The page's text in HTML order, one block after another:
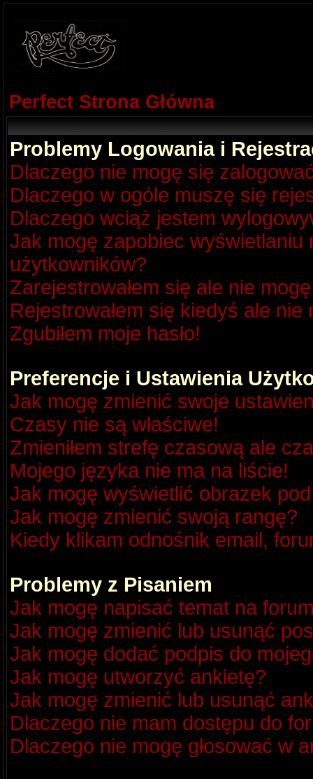
Perfect Strona Główna
Problemy Logowania i
Dlaczego nie mogę się
Dlaczego w ogóle muszę się
Dlaczego wciąż jestem
Jak mogę zapobiec
użytkowników?
Zarejestrowałem się ale nie
Rejestrowałem się kiedyś ale
Zgubiłem moje hasło!
Preferencje i Ustawienia
Jak mogę zmienić swoje
Czasy nie są właściwe!
Zmieniłem strefę czasową ale
Mojego języka nie ma na liście!
Jak mogę wyświetlić obrazek
Jak mogę zmienić swoją rangę?
Kiedy klikam odnośnik email,
Problemy z Pisaniem
Jak mogę napisać temat na
Jak mogę zmienić lub usunąć
Jak mogę dodać podpis do
Jak mogę utworzyć ankietę?
Jak mogę zmienić lub usunąć
Dlaczego nie mam dostępu do
Dlaczego nie mogę głosować w